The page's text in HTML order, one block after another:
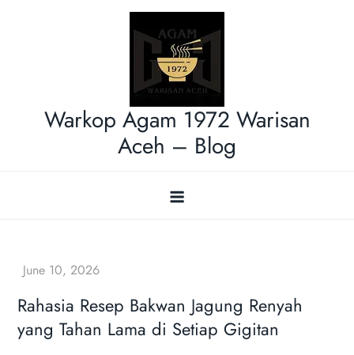
Warkop Agam 1972 Warisan
Aceh – Blog
Rahasia Resep Bakwan Jagung Renyah
yang Tahan Lama di Setiap Gigitan